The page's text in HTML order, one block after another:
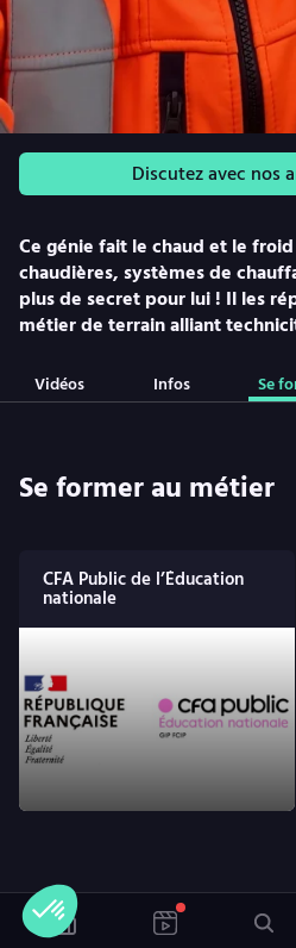
Discutez avec nos
Ce génie fait le chaud et le
chaudières, systèmes de
plus de secret pour lui ! Il les
métier de terrain alliant
Vidéos Infos Se
Se former au métier
CFA Public de l’Éducation
nationale